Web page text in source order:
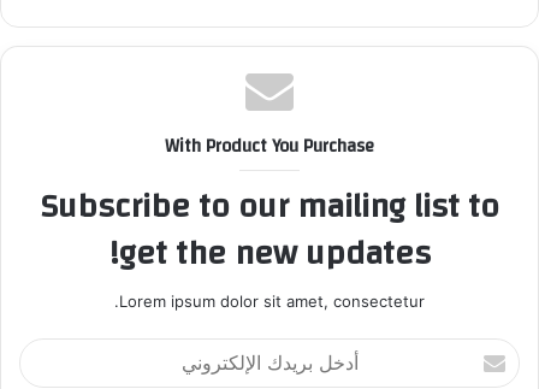
With Product You Purchase
Subscribe to our mailing list to
get the new updates!
Lorem ipsum dolor sit amet, consectetur.
أ
د